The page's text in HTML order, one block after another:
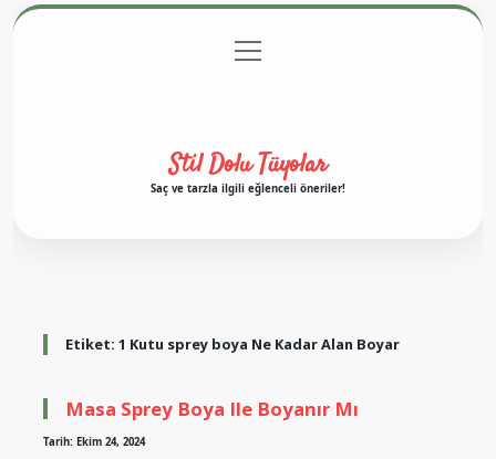
Gizlilik Politikası
menüyü
aç
Stil Dolu Tüyolar
Saç ve tarzla ilgili eğlenceli öneriler!
Etiket: 1 Kutu sprey boya Ne Kadar Alan Boyar
Masa Sprey Boya Ile Boyanır Mı
Tarih: Ekim 24, 2024